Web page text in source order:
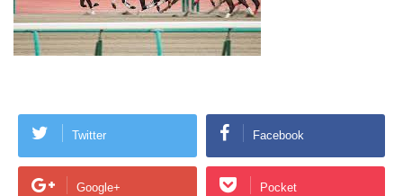
Twitter Facebook
Google+ Pocket